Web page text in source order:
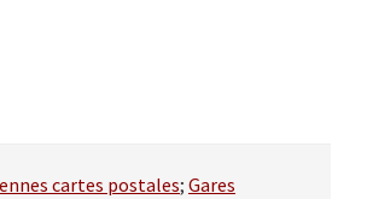
cartes postales; Gares